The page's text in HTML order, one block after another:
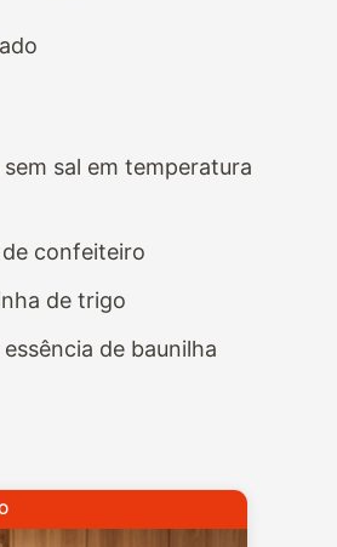
sal em temperatura
confeiteiro
de trigo
de baunilha